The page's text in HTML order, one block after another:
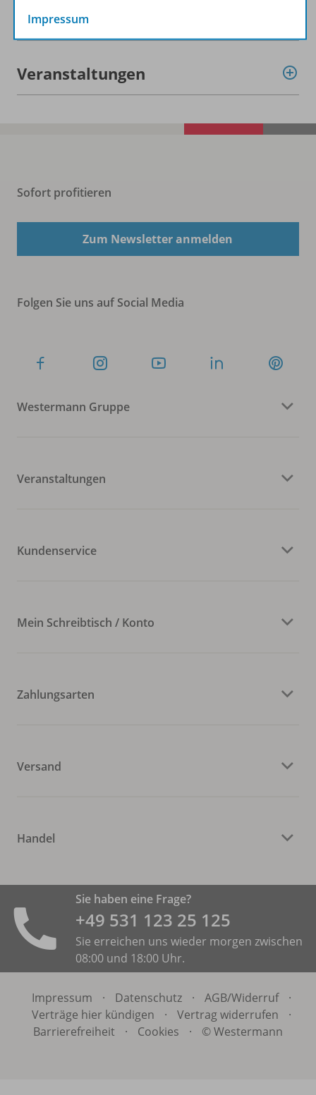
Benachrichtigungs-Service
Veranstaltungen
Sofort profitieren
Zum Newsletter anmelden
Folgen Sie uns auf Social Media
Westermann Gruppe
Veranstaltungen
Kundenservice
Mein Schreibtisch / Konto
Zahlungsarten
Versand
Handel
Sie haben eine Frage?
+49 531 ­123 25 125
Sie erreichen uns wieder morgen zwischen
08:00 und 18:00 Uhr.
Impressum · Datenschutz · AGB/Widerruf
·
Verträge hier kündigen
· Vertrag widerrufen
·
Barrierefreiheit
· Cookies · © Westermann
Impressum